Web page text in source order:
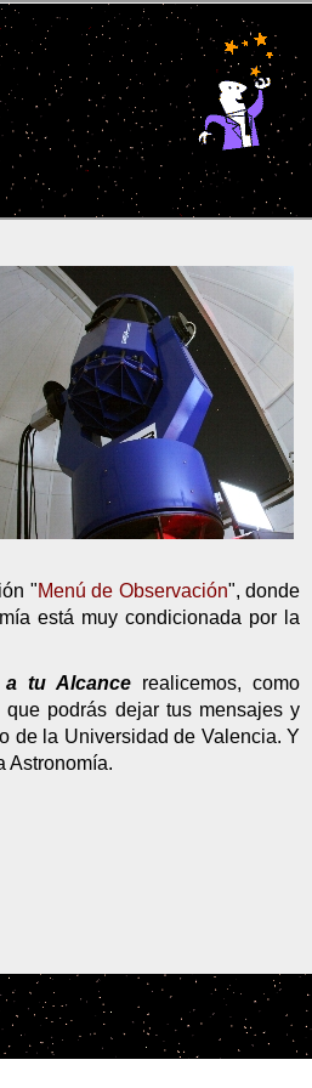
"Menú de Observación", donde
está muy condicionada por la
tu Alcance realicemos, como
podrás dejar tus mensajes y
de la Universidad de Valencia. Y
Astronomía.